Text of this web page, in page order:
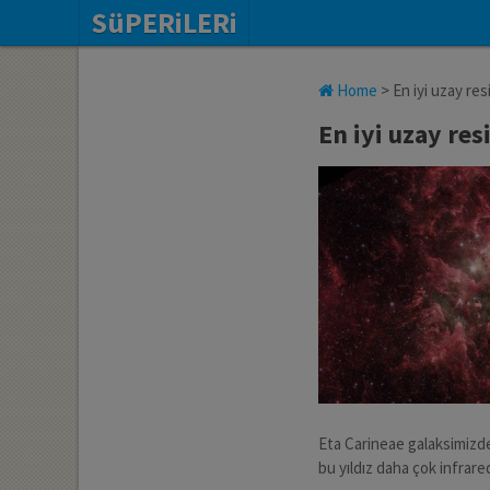
SüPERiLERi
Home > En iyi uzay
En iyi uzay
Eta Carineae
bu yıldız daha çok